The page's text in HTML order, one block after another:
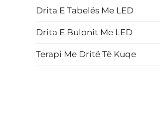
Drita E Tabelës Me LED
Drita E Bulonit Me LED
Terapi Me Dritë Të Kuqe